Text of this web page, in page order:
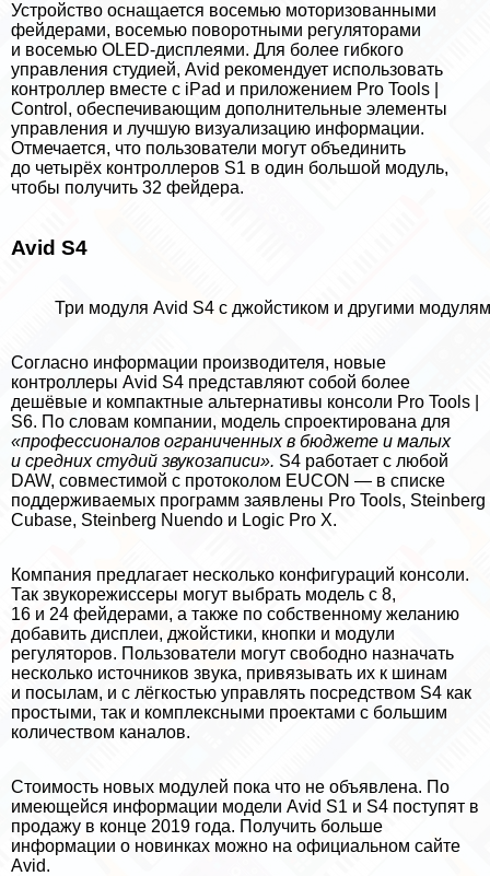
Устройство оснащается восемью моторизованными
фейдерами, восемью поворотными регуляторами
и восемью OLED-дисплеями. Для более гибкого
управления студией, Avid рекомендует использовать
контроллер вместе с iPad и приложением Pro Tools |
Control, обеспечивающим дополнительные элементы
управления и лучшую визуализацию информации.
Отмечается, что пользователи могут объединить
до четырёх контроллеров S1 в один большой модуль,
чтобы получить 32 фейдера.
Avid S4
Три модуля Avid S4 с джойстиком и другими
Согласно информации производителя, новые
контроллеры Avid S4 представляют собой более
дешёвые и компактные альтернативы консоли Pro Tools |
S6. По словам компании, модель спроектирована для
«профессионалов ограниченных в бюджете и малых
и средних студий звукозаписи». S4 работает с любой
DAW, совместимой с протоколом EUCON — в списке
поддерживаемых программ заявлены Pro Tools, Steinberg
Cubase, Steinberg Nuendo и Logic Pro X.
Компания предлагает несколько конфигураций консоли.
Так звукорежиссеры могут выбрать модель с 8,
16 и 24 фейдерами, а также по собственному желанию
добавить дисплеи, джойстики, кнопки и модули
регуляторов. Пользователи могут свободно назначать
несколько источников звука, привязывать их к шинам
и посылам, и с лёгкостью управлять посредством S4 как
простыми, так и комплексными проектами с большим
количеством каналов.
Стоимость новых модулей пока что не объявлена. По
имеющейся информации модели Avid S1 и S4 поступят в
продажу в конце 2019 года. Получить больше
информации о новинках можно на официальном сайте
Avid.